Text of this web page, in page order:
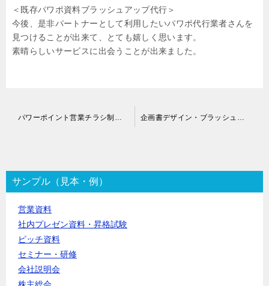
＜既存パワポ資料ブラッシュアップ代行＞
今後、是非パートナーとして利用したいパワポ代行業者さんを
見つけることが出来て、とても嬉しく思います。
素晴らしいサービスに出会うことが出来ました。
ゲ
ー
シ
サンプル（見本・例）
営業資料
社内プレゼン資料・昇格試験
ピッチ資料
セミナー・研修
会社説明会
株主総会